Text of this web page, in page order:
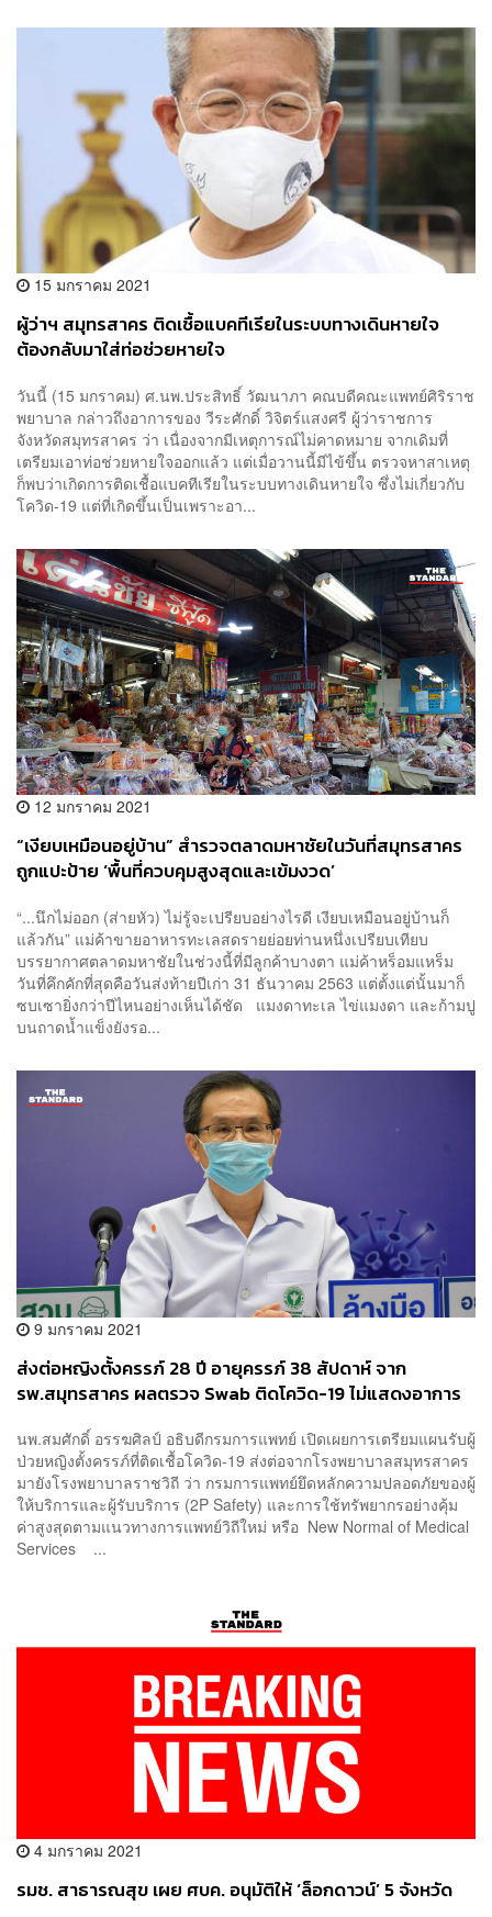
15 มกราคม 2021
ผู้ว่าฯ สมุทรสาคร ติดเชื้อแบคทีเรียในระบบทางเดินหายใจ
ต้องกลับมาใส่ท่อช่วยหายใจ
วันนี้ (15 มกราคม) ศ.นพ.ประสิทธิ์ วัฒนาภา คณบดีคณะแพทย์ศิริราช
พยาบาล กล่าวถึงอาการของ วีระศักดิ์ วิจิตร์แสงศรี ผู้ว่าราชการ
จังหวัดสมุทรสาคร ว่า เนื่องจากมีเหตุการณ์ไม่คาดหมาย จากเดิมที่
เตรียมเอาท่อช่วยหายใจออกแล้ว แต่เมื่อวานนี้มีไข้ขึ้น ตรวจหาสาเหตุ
ก็พบว่าเกิดการติดเชื้อแบคทีเรียในระบบทางเดินหายใจ ซึ่งไม่เกี่ยวกับ
โควิด-19 แต่ที่เกิดขึ้นเป็นเพราะอา...
12 มกราคม 2021
“เงียบเหมือนอยู่บ้าน” สำรวจตลาดมหาชัยในวันที่สมุทรสาคร
ถูกแปะป้าย ‘พื้นที่ควบคุมสูงสุดและเข้มงวด’
“...นึกไม่ออก (ส่ายหัว) ไม่รู้จะเปรียบอย่างไรดี เงียบเหมือนอยู่บ้านก็
แล้วกัน” แม่ค้าขายอาหารทะเลสดรายย่อยท่านหนึ่งเปรียบเทียบ
บรรยากาศตลาดมหาชัยในช่วงนี้ที่มีลูกค้าบางตา แม่ค้าหร็อมแหร็ม
วันที่คึกคักที่สุดคือวันส่งท้ายปีเก่า 31 ธันวาคม 2563 แต่ตั้งแต่นั้นมาก็
ซบเซายิ่งกว่าปีไหนอย่างเห็นได้ชัด แมงดาทะเล ไข่แมงดา และก้ามปู
บนถาดน้ำแข็งยังรอ...
9 มกราคม 2021
ส่งต่อหญิงตั้งครรภ์ 28 ปี อายุครรภ์ 38 สัปดาห์ จาก
รพ.สมุทรสาคร ผลตรวจ Swab ติดโควิด-19 ไม่แสดงอาการ
นพ.สมศักดิ์ อรรฆศิลป์ อธิบดีกรมการแพทย์ เปิดเผยการเตรียมแผนรับผู้
ป่วยหญิงตั้งครรภ์ที่ติดเชื้อโควิด-19 ส่งต่อจากโรงพยาบาลสมุทรสาคร
มายังโรงพยาบาลราชวิถี ว่า กรมการแพทย์ยึดหลักความปลอดภัยของผู้
ให้บริการและผู้รับบริการ (2P Safety) และการใช้ทรัพยากรอย่างคุ้ม
ค่าสูงสุดตามแนวทางการแพทย์วิถีใหม่ หรือ New Normal of Medical
Services ...
4 มกราคม 2021
รมช. สาธารณสุข เผย ศบค. อนุมัติให้ ‘ล็อกดาวน์’ 5 จังหวัด